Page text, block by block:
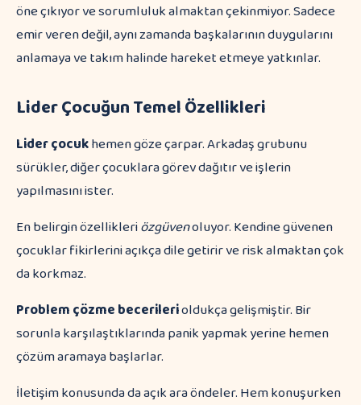
öne çıkıyor ve sorumluluk almaktan çekinmiyor. Sadece
emir veren değil, aynı zamanda başkalarının duygularını
anlamaya ve takım halinde hareket etmeye yatkınlar.
Lider Çocuğun Temel Özellikleri
Lider çocukhemen göze çarpar. Arkadaş grubunu
sürükler, diğer çocuklara görev dağıtır ve işlerin
yapılmasını ister.
En belirgin özellikleriözgüvenoluyor. Kendine güvenen
çocuklar fikirlerini açıkça dile getirir ve risk almaktan çok
da korkmaz.
Problem çözme becerilerioldukça gelişmiştir. Bir
sorunla karşılaştıklarında panik yapmak yerine hemen
çözüm aramaya başlarlar.
İletişim konusunda da açık ara öndeler. Hem konuşurken